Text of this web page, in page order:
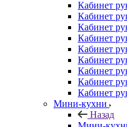
Кабинет
Кабинет
Кабинет
Кабинет
Кабинет
Кабинет
Кабинет
Кабинет
Кабинет
Мини-кухни
Назад